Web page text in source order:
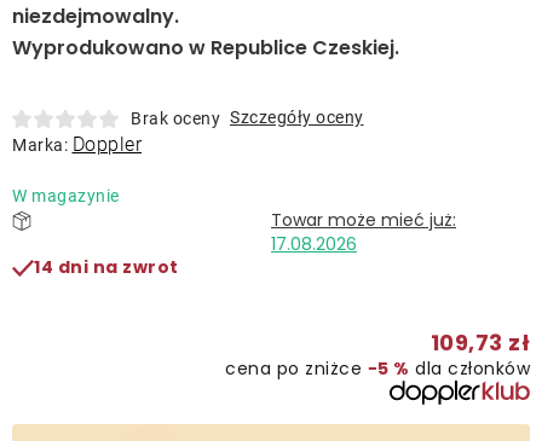
niezdejmowalny.
Wyprodukowano w Republice Czeskiej.
Brak oceny Szczegóły oceny
Marka: Doppler
W magazynie
17.08.2026
14 dni na zwrot
109,73 zł
cena po zniżce −5 % dla członków